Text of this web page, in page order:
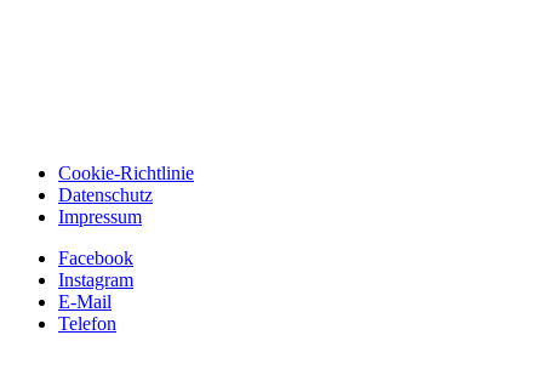
Cookie-Richtlinie
Datenschutz
Impressum
Facebook
Instagram
E-Mail
Telefon